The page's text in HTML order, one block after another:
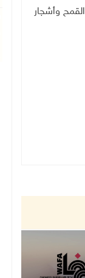
وأشجار